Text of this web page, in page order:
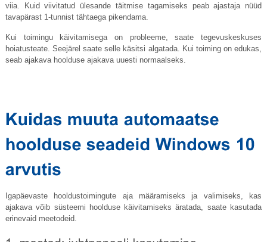
viia. Kuid viivitatud ülesande täitmise tagamiseks peab ajastaja nüüd
tavapärast 1-tunnist tähtaega pikendama.
Kui toimingu käivitamisega on probleeme, saate tegevuskeskuses
hoiatusteate. Seejärel saate selle käsitsi algatada. Kui toiming on edukas,
seab ajakava hoolduse ajakava uuesti normaalseks.
Igapäevaste hooldustoimingute aja määramiseks ja valimiseks, kas
ajakava võib süsteemi hoolduse käivitamiseks äratada, saate kasutada
erinevaid meetodeid.